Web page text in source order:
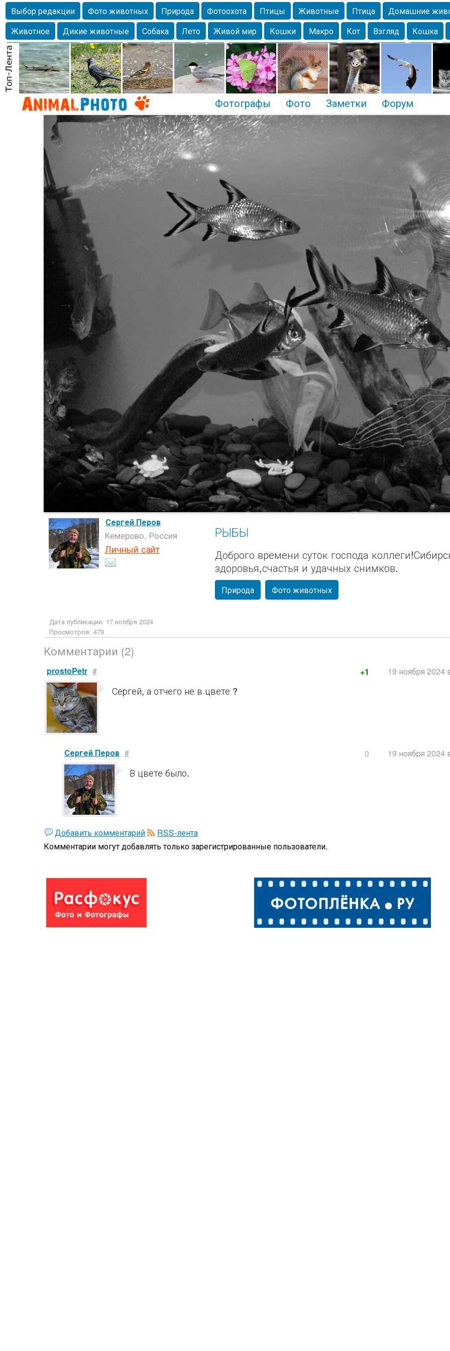
Выбор редакции Фото животных Природа Фотоохота Птицы Животные Птица Домашние
Животное
Дикие животные Собака Лето Живой мир Кошки Макро Кот Взгляд Кошка
Млекопитающие
Красота Фото Озеро Глаза Крым Москва Весна Парк Белка
любимцы
Волгоград Лебедь Город Бабочка Чайка Лес Утки Николаев Насекомое Коты
Спаниель
Фотографы Фото Заметки Форум
Сергей Перов
Кемерово, Россия
Личный сайт
РЫБЫ
Доброго времени суток господа
здоровья,счастья и удачных снимков.
Природа Фото животных
Дата публикации: 17 ноября 2024
Просмотров: 479
Комментарии (2)
prostoPetr # 19 ноября 2024
+1
Сергей, а отчего не в цвете ?
Сергей Перов # 19 ноября 2024
0
В цвете было.
Добавить комментарий
RSS-лента
Комментарии могут добавлять толькозарегистрированные пользователи.